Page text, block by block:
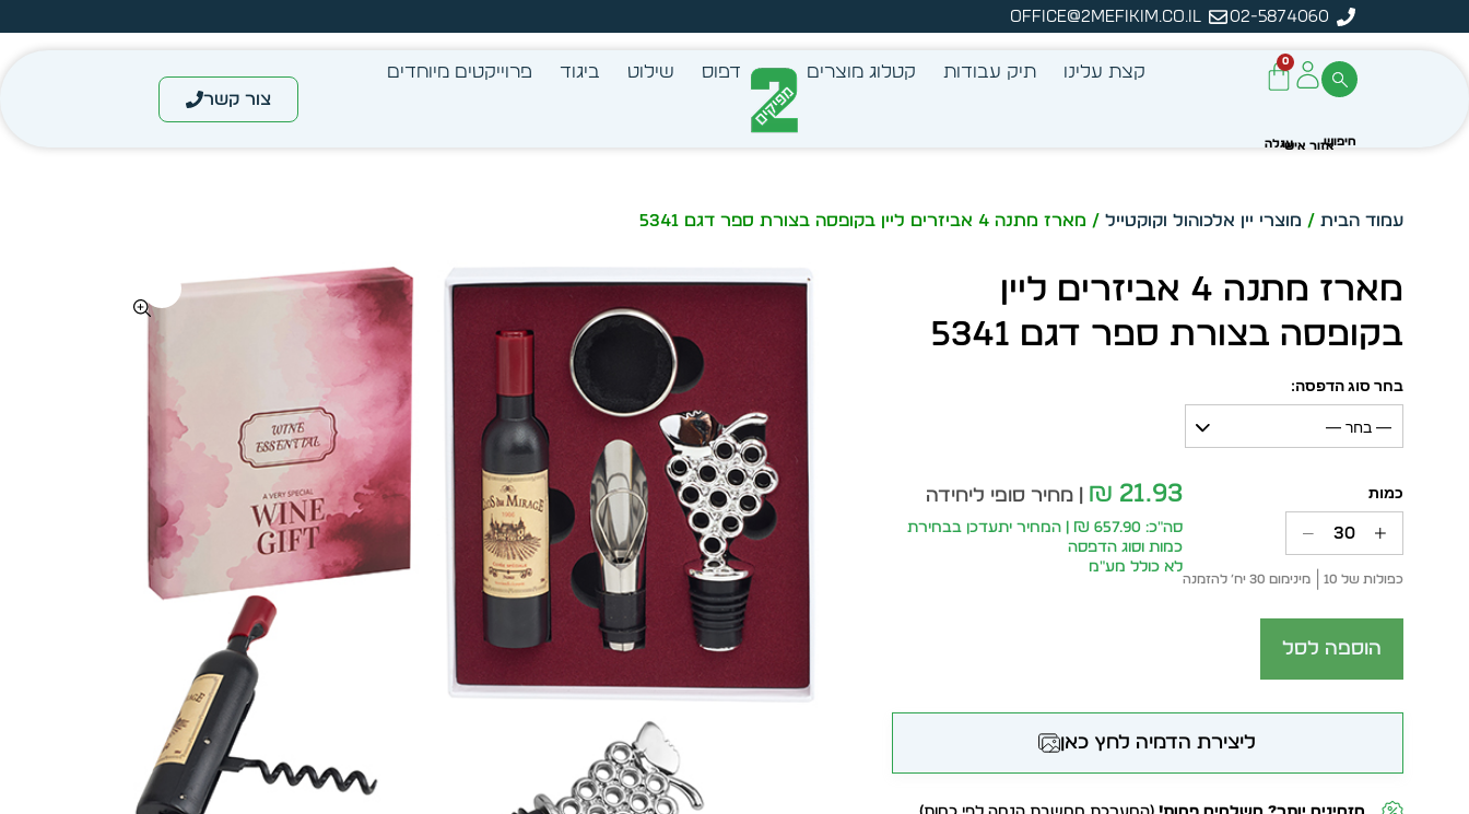
02-5874060
office@2mefikim.co.il
הזמן מיידית מתוך מלאי קיים
עצב בעצמך - הכן הדמייה לכל פריט בקלות
0
קצת עלינו תיק עבודות קטלוג מוצרים דפוס שילוט ביגוד פרוייקטים מיוחדים
צור קשר
עמוד הבית / מוצרי יין אלכוהול וקוקטייל / מארז מתנה 4 אביזרים ליין בקופסה בצורת ספר דגם 5341
מארז מתנה 4 אביזרים ליין
בקופסה בצורת ספר דגם 5341
בחר סוג הדפסה:
— בחר —
כפולות של 10 מינימום 30 יח׳ להזמנה
₪ 21.93 | מחיר סופי ליחידה
סה״כ: 657.90 ₪ | המחיר יתעדכן בבחירת
כמות וסוג הדפסה
לא כולל מע״מ
הוספה לסל
ליצירת הדמיה לחץ כאן